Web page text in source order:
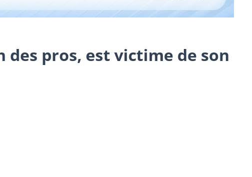
pros, est victime de son